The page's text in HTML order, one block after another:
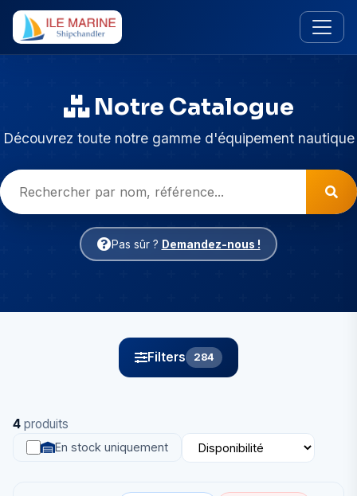
Notre Catalogue
Découvrez toute notre gamme d'équipement nautique
Pas sûr ? Demandez-nous !
Filters 284
4 produits
En stock uniquement